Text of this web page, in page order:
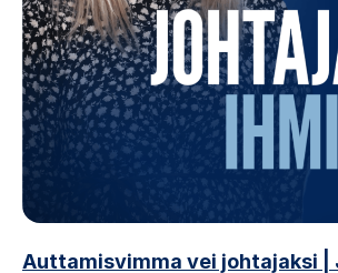
Auttamisvimma vei johtajaksi |